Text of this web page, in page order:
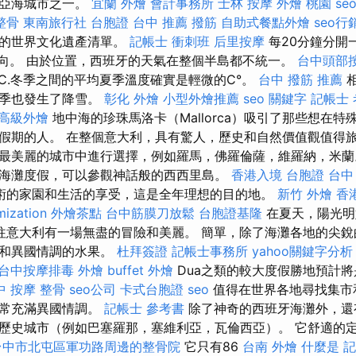
骨 東南旅行社 台胞證 台中 推薦 撥筋 自助式餐點外燴 seo行
世界文化遺產清單。 記帳士 衝刺班 后里按摩 每20分鐘分開
由於位置，西班牙的天氣在整個半島都不統一。 台中頭部
冬季之間的平均夏季溫度確實是輕微的C°。 台中 撥筋 推薦
也發生了降雪。 彰化 外燴 小型外燴推薦 seo 關鍵字 記帳士
級外燴 地中海的珍珠馬洛卡（Mallorca）吸引了那些想在特
期的人。 在整個意大利，具有驚人，歷史和自然價值觀值得
美麗的城市中進行選擇，例如羅馬，佛羅倫薩，維羅納，米
灘度假，可以參觀神話般的西西里島。 香港入境 台胞證 台
家園和生活的享受，這是全年理想的目的地。 新竹 外燴 香
外燴茶點 台中筋膜刀放鬆 台胞證基隆 在夏天，陽光
大利有一場無盡的冒險和美麗。 簡單，除了海灘各地的尖
異國情調的水果。 杜拜簽證 記帳士事務所 yahoo關鍵字分析
中按摩排毒 外燴 buffet 外燴 Dua之類的較大度假勝地預計
按摩 整骨 seo公司 卡式台胞證 seo 值得在世界各地尋找集
充滿異國情調。 記帳士 參考書 除了神奇的西班牙海灘外，
史城市（例如巴塞羅那，塞維利亞，瓦倫西亞）。 它舒適的
市北屯區軍功路周邊的整骨院 它只有86 台南 外燴 什麼是